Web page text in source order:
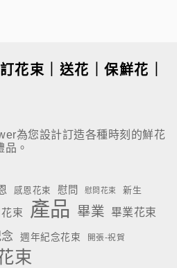
花束｜送花｜保鮮花｜
為您設計訂造各種時刻的鮮花
品。
感恩花束 慰問 慰問花束 新生
束 產品 畢業 畢業花束
週年紀念花束 開張-祝賀
束